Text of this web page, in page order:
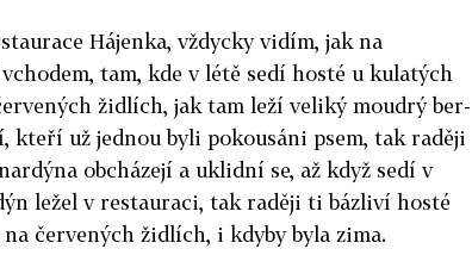
Hájenka, vždycky vidím, jak na
tam, kde v létě sedí hosté u kulatých
židlích, jak tam leží veliký moudrý ber­
kteří už jednou byli po­kousáni psem, tak raději
obcházejí a uklidní se, až když sedí v
ležel v restauraci, tak raději ti báz­liví hosté
červených židlích, i kdyby byla zima.